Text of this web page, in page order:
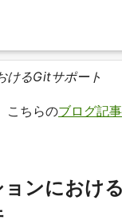
けるGitサポート
こちらのブログ記事
ンにおけ